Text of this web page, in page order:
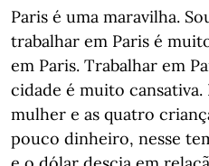
Paris é uma maravilha.
trabalhar em Paris é
em Paris. Trabalhar em
cidade é muito cansativa.
mulher e as quatro
pouco dinheiro, nesse